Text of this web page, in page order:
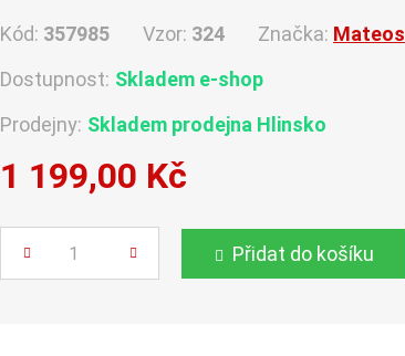
Kód: 357985 Vzor: 324 Značka: Mateos
Dostupnost: Skladem e-shop
Prodejny: Skladem prodejna Hlinsko
1 199,00 Kč
Přidat do košíku